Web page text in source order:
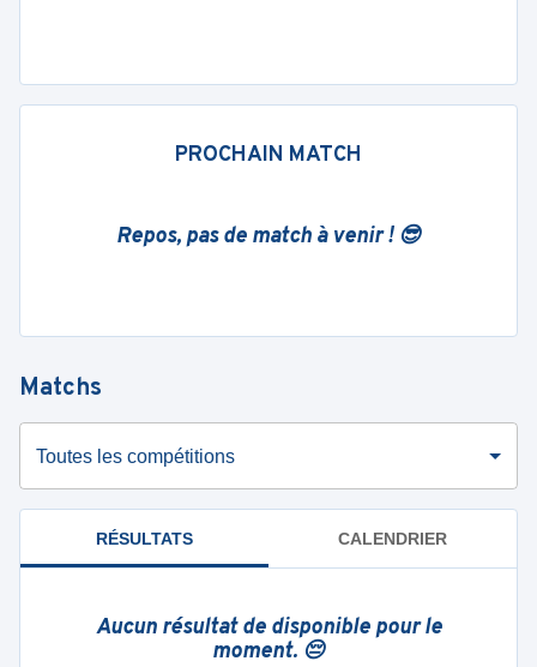
PROCHAIN MATCH
Repos, pas de match à venir ! 😎
Matchs
Toutes les compétitions
RÉSULTATS CALENDRIER
Aucun résultat de disponible pour le
moment. 😔